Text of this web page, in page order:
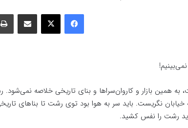
فیسبوک ایکس اشتراک گذاری با ایمیل
همین بازار و کاروان‌سراها و بنای تاریخی خلاصه
خیابان نگریست. باید سر به هوا بود توی رشت تا بناهای
رشت را نفس کشید.